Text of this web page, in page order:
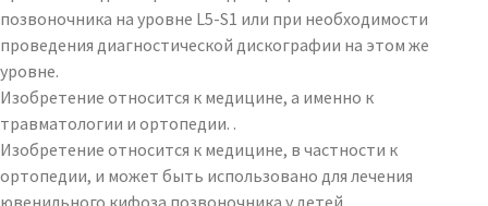
позвоночника на уровне L5-S1 или при необходимости
проведения диагностической дискографии на этом же
уровне.
Изобретение относится к медицине, а именно к
травматологии и ортопедии. .
Изобретение относится к медицине, в частности к
ортопедии, и может быть использовано для лечения
ювенильного кифоза позвоночника у детей. .